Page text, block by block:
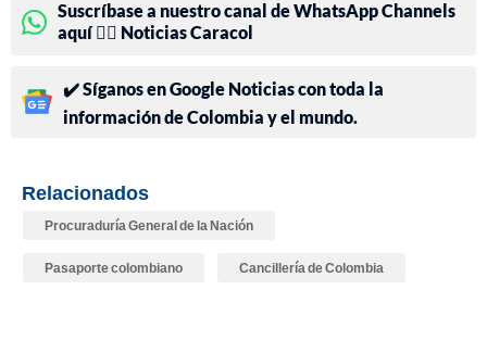
Suscríbase a nuestro canal de WhatsApp Channels
aquí 👉🏻 Noticias Caracol
✔️ Síganos en Google Noticias con toda la
información de Colombia y el mundo.
Relacionados
Procuraduría General de la Nación
Pasaporte colombiano Cancillería de Colombia